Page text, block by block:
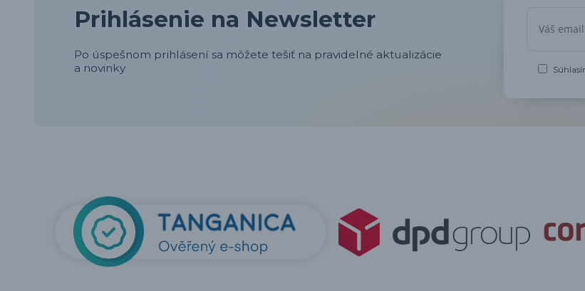
Prihlásenie na Newsletter
Po úspešnom prihlásení sa môžete tešiť na pravidelné aktualizácie
a novinky